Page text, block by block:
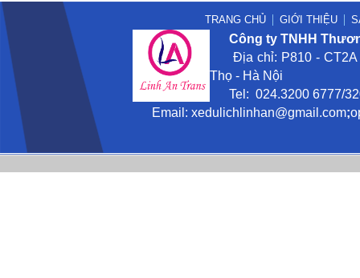
TRANG CHỦ GIỚI THIỆU
Công ty TNHH
Địa chỉ: P810 - CT2A
Thọ - Hà Nội
Tel: 024.3200 6777/
Email: xedulichlinhan@gmail .com;